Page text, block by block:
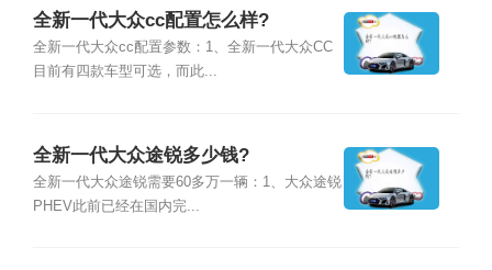
全新一代大众cc配置怎么样?
全新一代大众cc配置参数：1、全新一代大众CC
目前有四款车型可选，而此...
全新一代大众途锐多少钱?
全新一代大众途锐需要60多万一辆：1、大众途锐
PHEV此前已经在国内完...